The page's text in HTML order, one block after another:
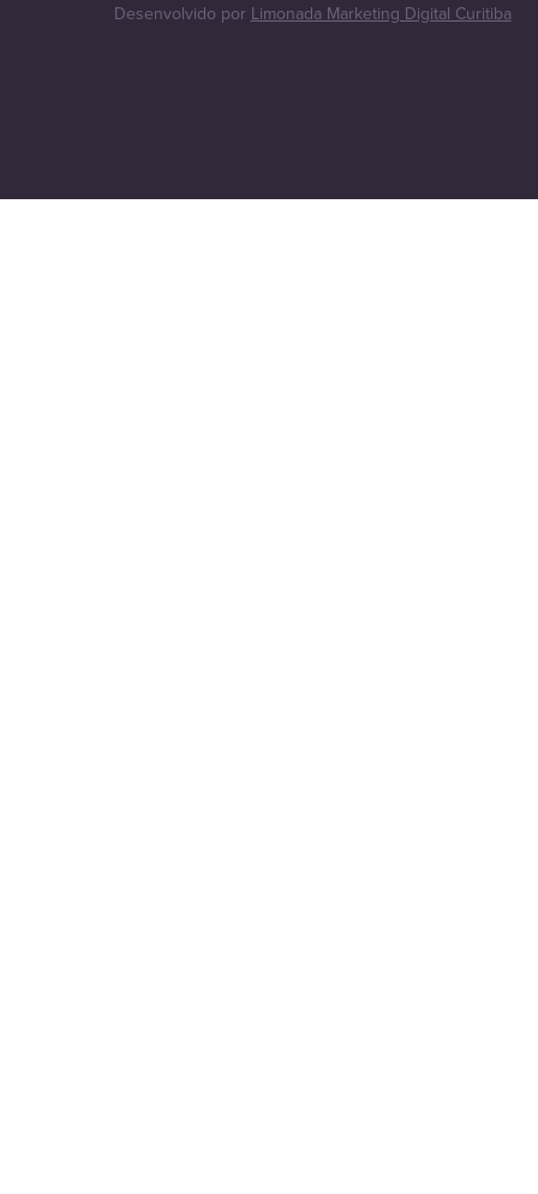
Desenvolvido porLimonada Marketing Digital Curitiba